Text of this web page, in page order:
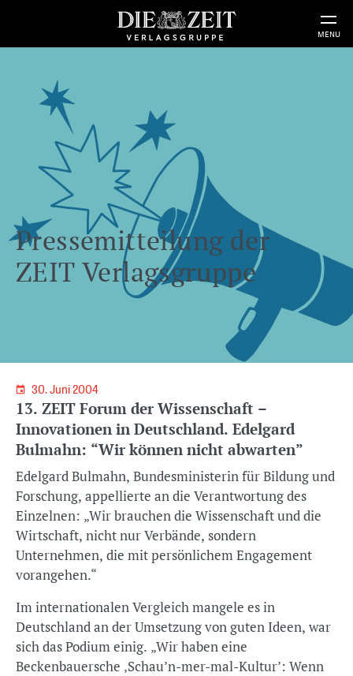
MENU
Pressemitteilung der
ZEIT Verlagsgruppe
30. Juni 2004
13. ZEIT Forum der Wissenschaft –
Innovationen in Deutschland. Edelgard
Bulmahn: “Wir können nicht abwarten”
Edelgard Bulmahn, Bundesministerin für Bildung und
Forschung, appellierte an die Verantwortung des
Einzelnen: „Wir brauchen die Wissenschaft und die
Wirtschaft, nicht nur Verbände, sondern
Unternehmen, die mit persönlichem Engagement
vorangehen.“
Im internationalen Vergleich mangele es in
Deutschland an der Umsetzung von guten Ideen, war
sich das Podium einig. „Wir haben eine
Beckenbauersche ‚Schau’n-mer-mal-Kultur’: Wenn